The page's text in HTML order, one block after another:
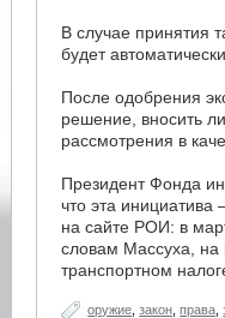
В случае принятия
будет
После одобрения
решение, вносить
рассмотрения в
Президент Фонда
что эта
на сайте РОИ: в
словам Массуха, на
транспортном
оружие ,закон ,права ,